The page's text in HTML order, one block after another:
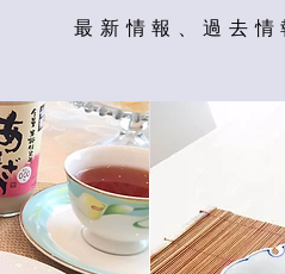
最新情報、過去